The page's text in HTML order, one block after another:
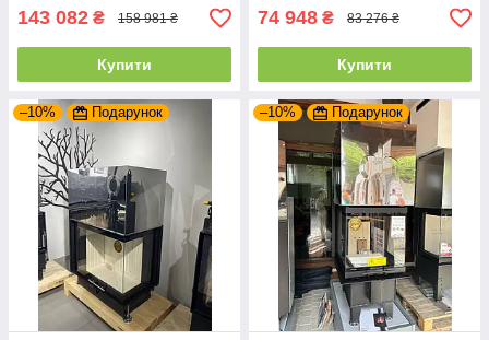
143 082 ₴ 158 981 ₴
Купити
74 948 ₴ 83 276 ₴
Купити
–10% Подарунок –10% Подарунок